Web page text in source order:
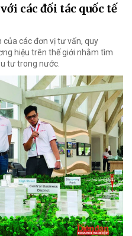
các đối tác quốc tế
các đơn vị tư vấn, quy
hiệu trên thế giới nhằm tìm
tư trong nước.